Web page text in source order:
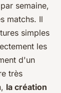
semaine,
matchs. Il
simples
les
d'un
très
la création